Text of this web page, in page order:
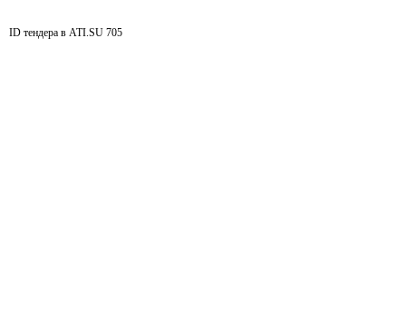
ID тендера в ATI.SU 705